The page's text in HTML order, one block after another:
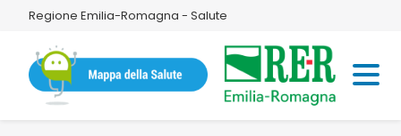
Regione Emilia-Romagna - Salute